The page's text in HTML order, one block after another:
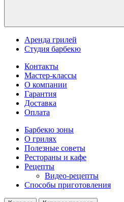
Аренда грилей
Студия барбекю
Контакты
Мастер-классы
О компании
Гарантия
Доставка
Оплата
Барбекю зоны
О грилях
Полезные советы
Рестораны и кафе
Рецепты
Видео-рецепты
Способы приготовления